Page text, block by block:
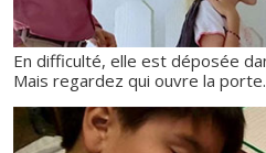
En difficulté, elle est déposée
Mais regardez qui ouvre la